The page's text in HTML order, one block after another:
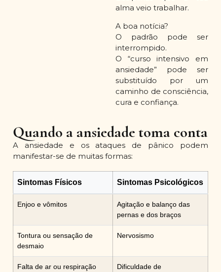
alma veio trabalhar.
A boa notícia?
O padrão pode ser
interrompido.
O “curso intensivo em
ansiedade” pode ser
substituído por um
caminho de consciência,
cura e confiança.
Quando a ansiedade toma conta
A ansiedade e os ataques de pânico podem
manifestar-se de muitas formas:
Sintomas Físicos Sintomas Psicológicos
Enjoo e vômitos
Agitação e balanço das
pernas e dos braços
Tontura ou sensação de
desmaio
Nervosismo
Falta de ar ou respiração
Dificuldade de